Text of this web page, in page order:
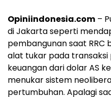
Opiniindonesia.com –
di Jakarta seperti
pembangunan saat
alat tukar pada
keuangan dari dolar AS
menukar sistem
pertumbuhan. Apalagi